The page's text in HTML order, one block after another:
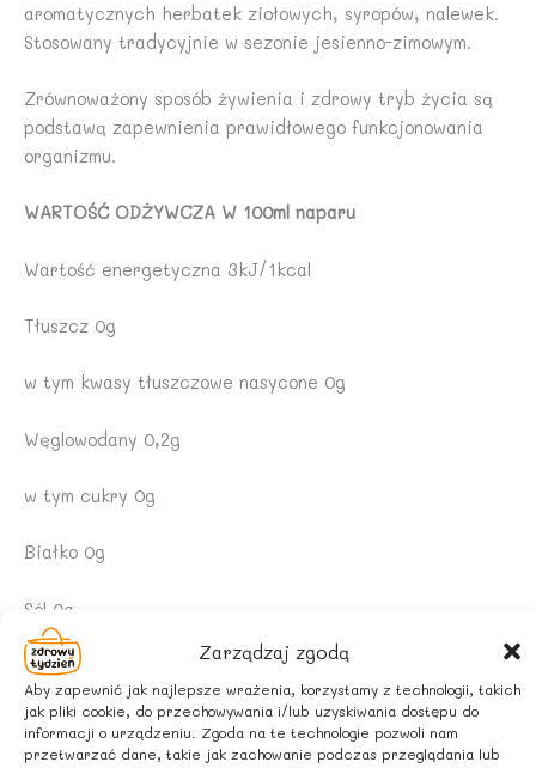
Zarządzaj zgodą
Aby zapewnić jak najlepsze wrażenia, korzystamy z technologii, takich
jak pliki cookie, do przechowywania i/lub uzyskiwania dostępu do
informacji o urządzeniu. Zgoda na te technologie pozwoli nam
przetwarzać dane, takie jak zachowanie podczas przeglądania lub
aromatycznych herbatek ziołowych, syropów, nalewek.
Stosowany tradycyjnie w sezonie jesienno-zimowym.
Zrównoważony sposób żywienia i zdrowy tryb życia są
podstawą zapewnienia prawidłowego funkcjonowania
organizmu.
WARTOŚĆ ODŻYWCZA W 100ml naparu
Wartość energetyczna 3kJ/1kcal
Tłuszcz 0g
w tym kwasy tłuszczowe nasycone 0g
Węglowodany 0,2g
w tym cukry 0g
Białko 0g
Sól 0g
SPOSÓB PRZYGOTOWANIA
Jedną łyżeczkę zalać szklanką wrzątku i pozostawić
pod przykryciem do zaparzenia na około 10-15 minut.
Pić 1-2 razy dziennie.